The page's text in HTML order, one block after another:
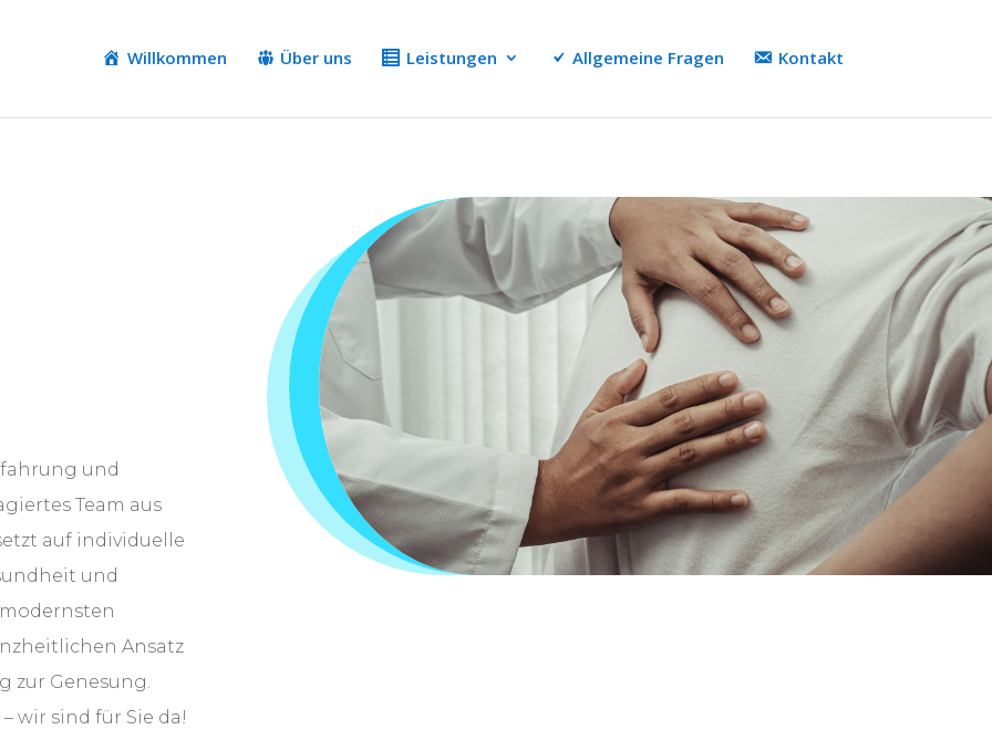
Willkommen Über uns Leistungen Allgemeine Fragen Kontakt
und
Team aus
auf individuelle
und
Ansatz
zur Genesung.
wir sind für Sie da!